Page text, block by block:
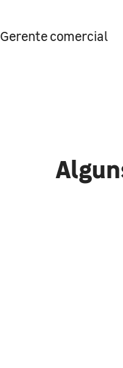
Gerente comercial